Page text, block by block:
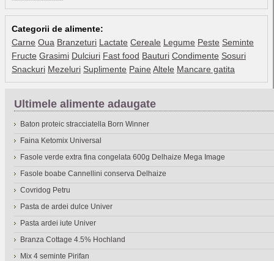
Categorii de alimente:
Carne Oua Branzeturi Lactate Cereale Legume Peste Seminte
Fructe Grasimi Dulciuri Fast food Bauturi Condimente Sosuri
Snackuri Mezeluri Suplimente Paine Altele Mancare gatita
Ultimele alimente adaugate
Baton proteic stracciatella Born Winner
Faina Ketomix Universal
Fasole verde extra fina congelata 600g Delhaize Mega Image
Fasole boabe Cannellini conserva Delhaize
Covridog Petru
Pasta de ardei dulce Univer
Pasta ardei iute Univer
Branza Cottage 4.5% Hochland
Mix 4 seminte Pirifan